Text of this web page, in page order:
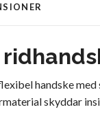
handske
skyddar